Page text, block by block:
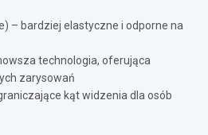
– bardziej elastyczne i odporne na
technologia, oferująca
zarysowań
kąt widzenia dla osób